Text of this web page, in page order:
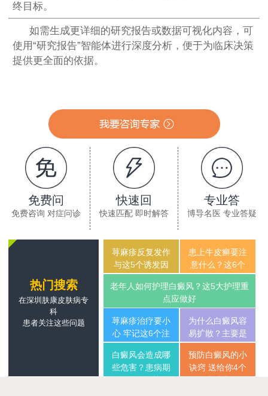
终目标。
如需生成更详细的研究报告或数据可视化内容，可
使用“研究报告”智能体进行深度分析，便于为临床决策
提供更全面的依据。
免费问
免费咨询 对症问诊
快速回
快速匹配 即时解答
专业答
博导名医 专业答疑
热门搜索
在深圳肤康皮肤病专
科
患者关注这些问题
荨麻疹反复发作
与这5个诱发因
素分不开
患上牛皮癣要注
意什么？这6个
饮食宜禁事项应
牢记
老年人如何护理白癜风？这5大护理重
点应做好
荨麻疹治疗要小
心 牢记这6个注
意事项
为什么白癜风容
易扩散？主要是
这5个因素在作
怪
白癜风会造成哪
些危害？患病期
预防白癜风的小
诀窍 送给你4个